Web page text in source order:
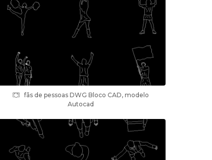
fãs de pessoas DWG Bloco CAD, modelo
Autocad